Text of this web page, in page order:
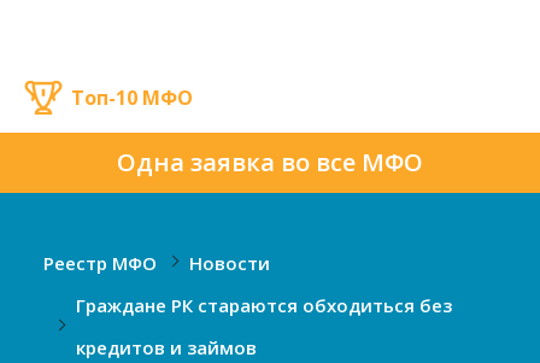
Одна заявка во все МФО
Топ-10 МФО
Реестр МФО
Новости
Граждане РК стараются обходиться без
кредитов и займов